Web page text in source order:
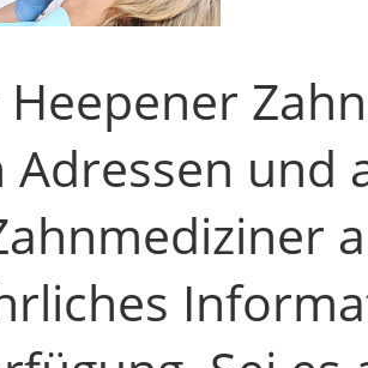
Heepener
Adressen